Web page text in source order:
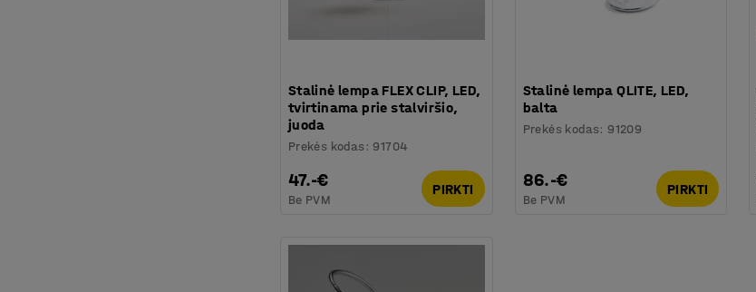
Stalinė lempa FLEX CLIP, LED,
tvirtinama prie stalviršio,
juoda
Prekės kodas : 91704
47.-€
Be PVM
PIRKTI
Stalinė lempa QLITE, LED,
balta
Prekės kodas: 91209
86.-€
Be PVM
PIRKTI